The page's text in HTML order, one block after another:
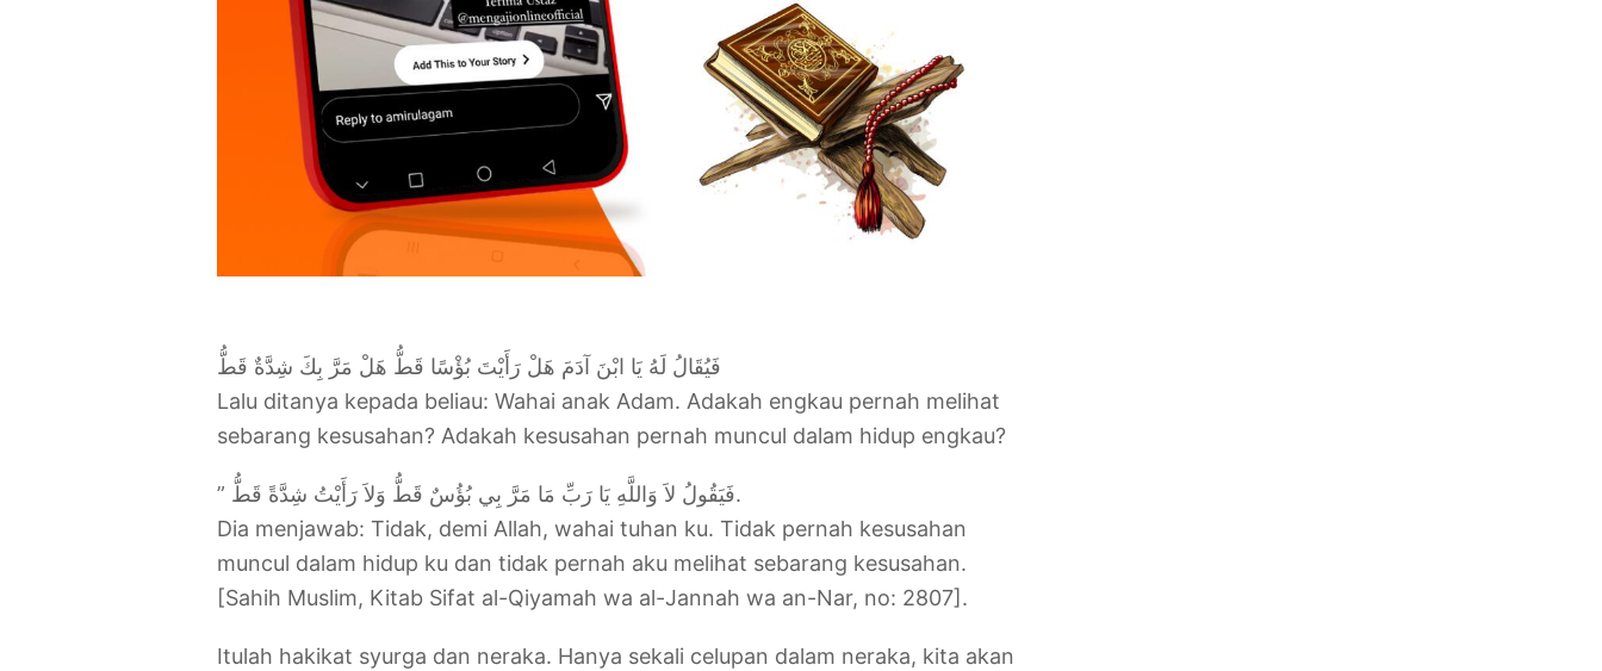
فَيُقَالُ لَهُ يَا ابْنَ آدَمَ هَلْ رَأَيْتَ بُؤْسًا قَطُّ هَلْ مَرَّ بِكَ شِدَّةٌ قَطُّ
Lalu ditanya kepada beliau: Wahai anak Adam. Adakah engkau pernah melihat
sebarang kesusahan? Adakah kesusahan pernah muncul dalam hidup engkau?
فَيَقُولُ لاَ وَاللَّهِ يَا رَبِّ مَا مَرَّ بِي بُؤُسٌ قَطُّ وَلاَ رَأَيْتُ شِدَّةً قَطُّ ‏”‏‏.
Dia menjawab: Tidak, demi Allah, wahai tuhan ku. Tidak pernah kesusahan
muncul dalam hidup ku dan tidak pernah aku melihat sebarang kesusahan.
[Sahih Muslim, Kitab Sifat al-Qiyamah wa al-Jannah wa an-Nar, no: 2807].
Itulah hakikat syurga dan neraka. Hanya sekali celupan dalam neraka, kita akan